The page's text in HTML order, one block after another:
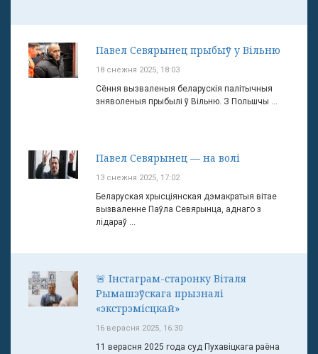
Павел Севярынец прыбыў у Вільню
18 снежня 2025, 18:03
Сёння вызваленыя беларускія палітычныя
зняволеныя прыбылі ў Вільню. З Польшчы ...
Павел Севярынец — на волі
13 снежня 2025, 17:02
Беларуская хрысціянская дэмакратыя вітае
вызваленне Паўла Севярынца, аднаго з
лідараў ...
🚨 Інстаграм-старонку Віталя
Рымашэўскага прызналі
«экстрэмісцкай»
16 верасня 2025, 16:30
11 верасня 2025 года суд Пухавіцкага раёна